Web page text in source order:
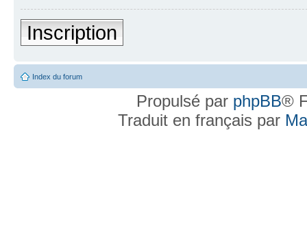
Inscription
Index du forum
Propulsé par phpBB®
Traduit en français par